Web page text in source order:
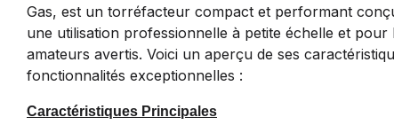
Gas, est un torréfacteur compact et performant
une utilisation professionnelle à petite échelle et pour
amateurs avertis. Voici un aperçu de ses
fonctionnalités exceptionnelles :
Caractéristiques Principales